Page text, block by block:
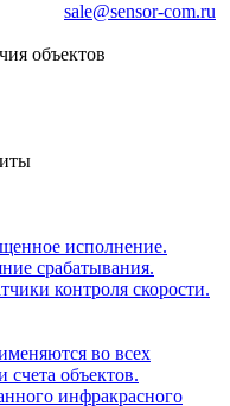
sale@sensor-com.ru
объектов
исполнение.
срабатывания.
контроля скорости.
во всех
счета объектов.
инфракрасного